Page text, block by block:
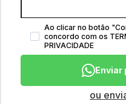
Ao clicar no botão "
concordo com os
PRIVACIDADE
Enviar
ou